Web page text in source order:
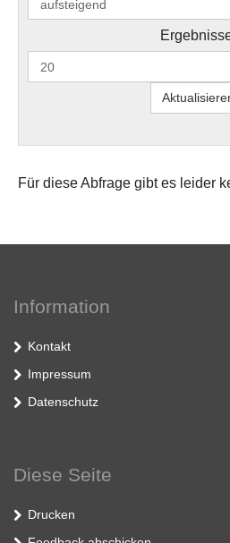
Für diese Abfrage gibt es leider
Information
Kontakt
Impressum
Datenschutz
Diese Seite
Drucken